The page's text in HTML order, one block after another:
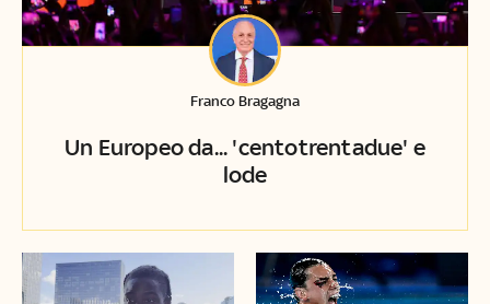
Un Europeo da... 'centotrentadue' e
lode
Franco Bragagna